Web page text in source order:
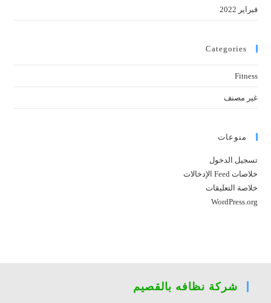
فبراير 2022
Categories
Fitness
غير مصنف
منوعات
تسجيل الدخول
خلاصات Feed الإدخالات
خلاصة التعليقات
WordPress.org
شركة نظافه بالقصيم